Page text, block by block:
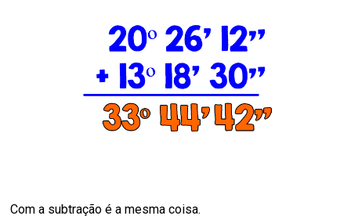
Com a subtração é a mesma coisa.